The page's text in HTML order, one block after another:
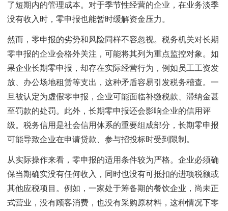
了短期内的管理成本。对于季节性经营的企业，在业务淡季
没有收入时，零申报也能暂时缓解资金压力。
然而，零申报的劣势和风险同样不容忽视。税务机关对长期
零申报的企业会格外关注，可能将其列为重点监控对象。如
果企业长期零申报，却存在实际经营行为，例如员工工资发
放、办公场地租赁等支出，这种矛盾容易引发税务稽查。一
旦被认定为虚假零申报，企业可能面临补缴税款、滞纳金甚
至罚款的处罚。此外，长期零申报还会影响企业的信用评
级。税务信用是社会信用体系的重要组成部分，长期零申报
可能导致企业在申请贷款、参与招投标时受到限制。
从实际操作来看，零申报的适用条件较为严格。企业必须确
保当期确实没有任何收入，同时也没有可抵扣的进项税额或
其他应税项目。例如，一家处于筹备期的餐饮企业，尚未正
式营业，没有顾客消费，也没有采购原材料，这种情况下零